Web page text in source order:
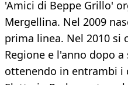
'Amici di Beppe Grillo'
Mergellina. Nel 2009
prima linea. Nel 2010 si
Regione e l'anno dopo
ottenendo in entrambi i